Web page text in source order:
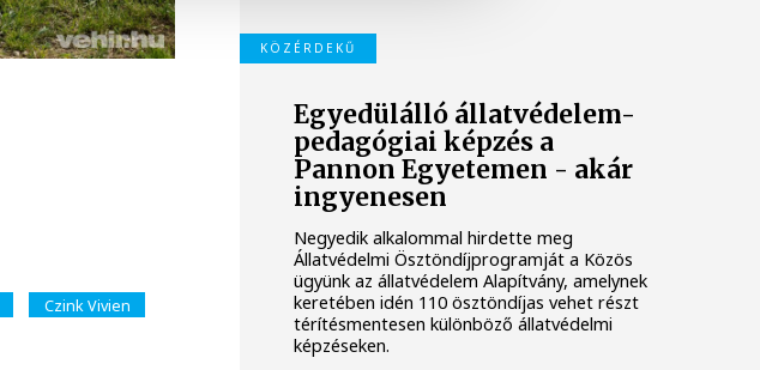
Czink Vivien
KÖZÉRDEKŰ
Egyedülálló állatvédelem-
pedagógiai képzés a
Pannon Egyetemen - akár
ingyenesen
Negyedik alkalommal hirdette meg
Állatvédelmi Ösztöndíjprogramját a Közös
ügyünk az állatvédelem Alapítvány, amelynek
keretében idén 110 ösztöndíjas vehet részt
térítésmentesen különböző állatvédelmi
képzéseken.